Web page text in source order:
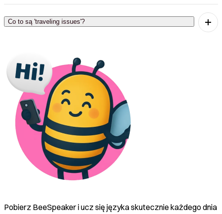
'Unexpected situations' to nieoczekiwane sytuacje,
które mogą wystąpić podczas podróży.
Co to są 'traveling issues'?
wyjazdu.
Pobierz BeeSpeaker i ucz się języka skutecznie każdego dnia